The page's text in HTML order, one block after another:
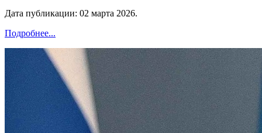
Дата публикации: 02 марта 2026.
Подробнее...